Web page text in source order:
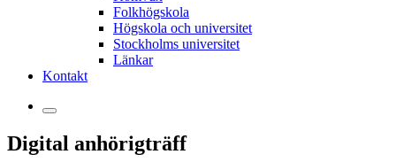
Folkhögskola
Högskola och universitet
Stockholms universitet
Länkar
Kontakt
Digital anhörigträff